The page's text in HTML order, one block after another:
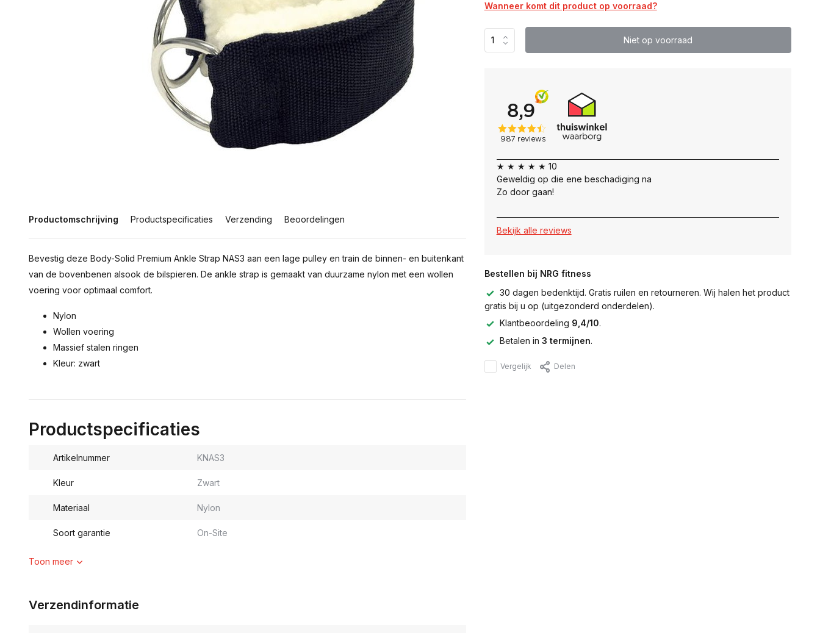
Productomschrijving Productspecificaties Verzending Beoordelingen
Bevestig deze Body-Solid Premium Ankle Strap NAS3 aan een lage pulley en train de binnen- en buitenkant
van de bovenbenen alsook de bilspieren. De ankle strap is gemaakt van duurzame nylon met een wollen
voering voor optimaal comfort.
Nylon
Wollen voering
Massief stalen ringen
Kleur: zwart
Productspecificaties
Artikelnummer KNAS3
Kleur Zwart
Materiaal Nylon
Soort garantie On-Site
Toon meer
Verzendinformatie
Wanneer komt dit product op voorraad?
Niet op voorraad
★ ★ ★ ★ ★ 10
Geweldig op die ene beschadiging na
Zo door gaan!
Bekijk alle reviews
Bestellen bij NRG fitness
30 dagen bedenktijd. Gratis ruilen en retourneren. Wij halen het product
gratis bij u op (uitgezonderd onderdelen).
Klantbeoordeling 9,4/10.
Betalen in 3 termijnen.
Vergelijk Delen